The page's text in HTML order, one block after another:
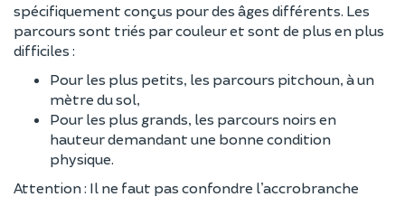
spécifiquement conçus pour des âges différents. Les
parcours sont triés par couleur et sont de plus en plus
difficiles :
Pour les plus petits, les parcours pitchoun, à un
mètre du sol,
Pour les plus grands, les parcours noirs en
hauteur demandant une bonne condition
physique.
Attention: Il ne faut pas confondre l’accrobranche